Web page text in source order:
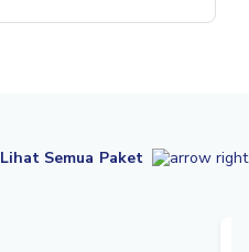
Lihat Semua Paket